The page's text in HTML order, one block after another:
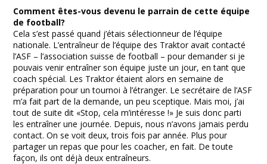
Comment êtes-vous devenu le parrain de cette équipe
de football?
Cela s’est passé quand j’étais sélectionneur de l’équipe
nationale. L’entraîneur de l’équipe des Traktor avait contacté
l’ASF – l’association suisse de football – pour demander si je
pouvais venir entraîner son équipe juste un jour, en tant que
coach spécial. Les Traktor étaient alors en semaine de
préparation pour un tournoi à l’étranger. Le secrétaire de l’ASF
m’a fait part de la demande, un peu sceptique. Mais moi, j’ai
tout de suite dit «Stop, cela m’intéresse !» Je suis donc parti
les entraîner une journée. Depuis, nous n’avons jamais perdu
contact. On se voit deux, trois fois par année. Plus pour
partager un repas que pour les coacher, en fait. De toute
façon, ils ont déjà deux entraîneurs.